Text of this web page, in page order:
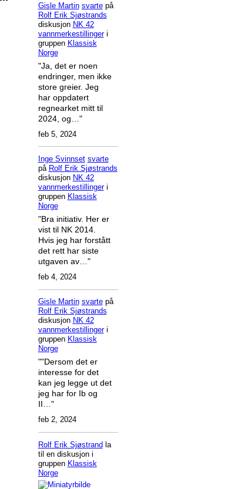
Gisle Martin svartepå
Rolf Erik Sjøstrands
diskusjon NK 42
vannmerkestillingeri
gruppen Klassisk
Norge
"Ja, det er noen
endringer, men ikke
store greier. Jeg
har oppdatert
regnearket mitt til
2024, og…"
feb 5, 2024
Inge Svinnset svarte
på Rolf Erik Sjøstrands
diskusjon NK 42
vannmerkestillingeri
gruppen Klassisk
Norge
"Bra initiativ. Her er
vist til NK 2014.
Hvis jeg har forstått
det rett har siste
utgaven av…"
feb 4, 2024
Gisle Martin svartepå
Rolf Erik Sjøstrands
diskusjon NK 42
vannmerkestillingeri
gruppen Klassisk
Norge
""Dersom det er
interesse for det
kan jeg legge ut det
jeg har for Ib og
II…"
feb 2, 2024
Rolf Erik Sjøstrand la
til en diskusjon i
gruppen Klassisk
Norge